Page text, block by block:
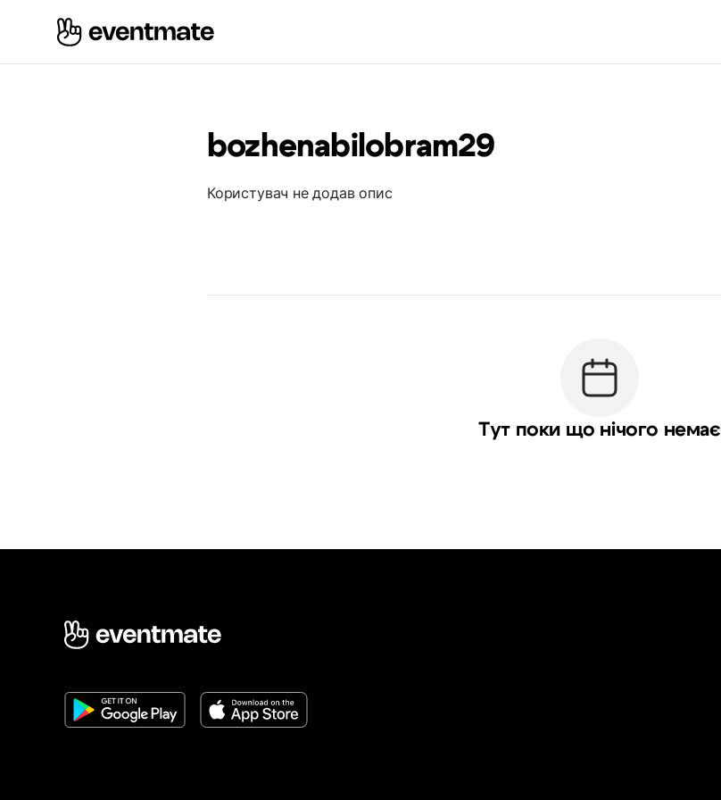
bozhenabilobram29
Користувач не додав опис
Тут поки що нічого немає